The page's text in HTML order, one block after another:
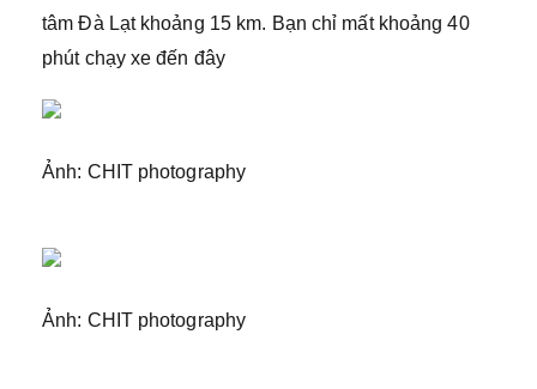
tâm Đà Lạt khoảng 15 km. Bạn chỉ mất khoảng 40
phút chạy xe đến đây
Ảnh: CHIT photography
Ảnh: CHIT photography